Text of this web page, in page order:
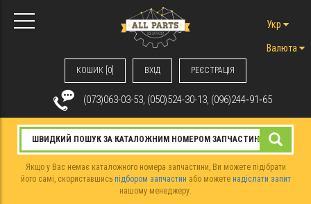
КОШИК [0] ВХIД РЕЄСТРАЦІЯ
Укр
Валюта
(073)063-03-53, (050)524-30-13, (096)244‑91‑65
Якщо у Вас немає каталожного номера запчастини, Ви можете підібрати
його самі, скориставшись підбором запчастин або можете надіслати запит
нашому менеджеру.